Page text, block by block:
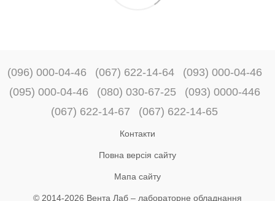
(096) 000-04-46 (067) 622-14-64
(093) 000-04-46
(095) 000-04-46
(080) 030-67-25
(093) 0000-446
(067) 622-14-67
(067) 622-14-65
Контакти
Повна версія сайту
Мапа сайту
© 2014-2026 Вента Лаб – лабораторне обладнання